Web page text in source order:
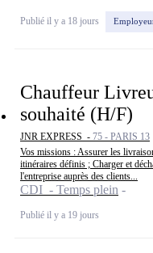
Publié il y a 18 jours
Chauffeur
souhaité (H/F)
JNR EXPRESS - 75 - PARIS 13
Vos missions : Assurer les
itinéraires définis ; Charger et
l'entreprise auprès des clients...
CDI - Temps plein
Publié il y a 19 jours